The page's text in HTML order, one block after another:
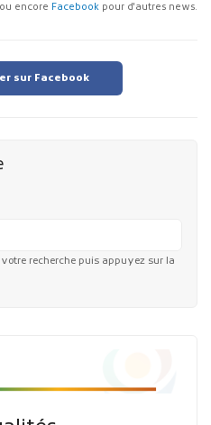
ou encore Facebook pour d'autres news.
sur Facebook
recherche puis appuyez sur la